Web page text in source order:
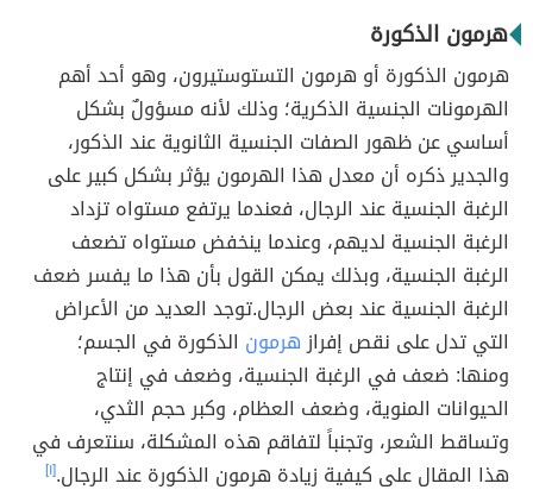
هرمون الذكورة
هرمون الذكورة أو هرمون التستوستيرون، وهو أحد أهم
الهرمونات الجنسية الذكرية؛ وذلك لأنه مسؤولٌ بشكل
أساسي عن ظهور الصفات الجنسية الثانوية عند الذكور،
والجدير ذكره أن معدل هذا الهرمون يؤثر بشكل كبير على
الرغبة الجنسية عند الرجال، فعندما يرتفع مستواه تزداد
الرغبة الجنسية لديهم، وعندما ينخفض مستواه تضعف
الرغبة الجنسية، وبذلك يمكن القول بأن هذا ما يفسر ضعف
الرغبة الجنسية عند بعض الرجال.توجد العديد من الأعراض
التي تدل على نقص إفرازهرمون الذكورة في الجسم؛
ومنها: ضعف في الرغبة الجنسية، وضعف في إنتاج
الحيوانات المنوية، وضعف العظام، وكبر حجم الثدي،
وتساقط الشعر، وتجنباً لتفاقم هذه المشكلة، سنتعرف في
هذا المقال على كيفية زيادة هرمون الذكورة عند الرجال.[١]